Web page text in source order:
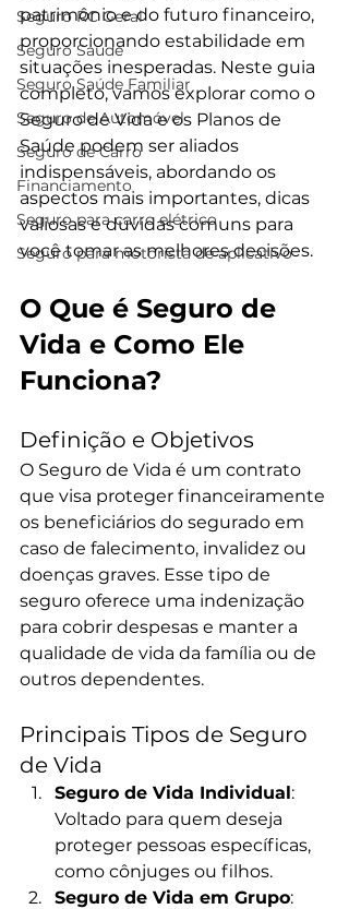
Seguro RC Geral
Seguro Saúde
Seguro Saúde Familiar
Seguro de Automóvel
Seguro de Carro
Financiamento
Seguro para carro elétrico
Seguro para motorista de aplicativo
patrimônio e do futuro financeiro,
proporcionando estabilidade em
situações inesperadas. Neste guia
completo, vamos explorar como o
Seguro de Vida e os Planos de
Saúde podem ser aliados
indispensáveis, abordando os
aspectos mais importantes, dicas
valiosas e dúvidas comuns para
você tomar as melhores decisões.
O Que é Seguro de
Vida e Como Ele
Funciona?
Definição e Objetivos
O Seguro de Vida é um contrato
que visa proteger financeiramente
os beneficiários do segurado em
caso de falecimento, invalidez ou
doenças graves. Esse tipo de
seguro oferece uma indenização
para cobrir despesas e manter a
qualidade de vida da família ou de
outros dependentes.
Principais Tipos de Seguro
de Vida
Seguro de Vida Individual:
Voltado para quem deseja
proteger pessoas específicas,
como cônjuges ou filhos.
Seguro de Vida em Grupo: